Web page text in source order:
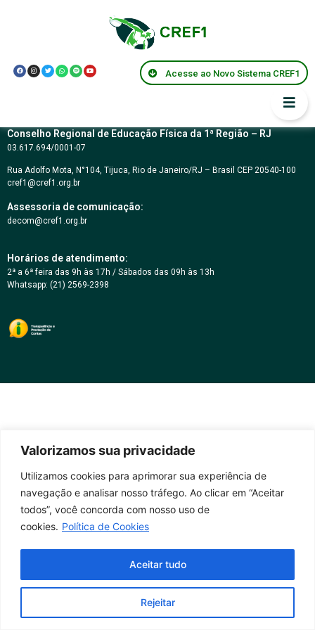
Valorizamos sua privacidade
Utilizamos cookies para aprimorar sua experiência de
navegação e analisar nosso tráfego. Ao clicar em “Aceitar
todos”, você concorda com nosso uso de
cookies. Política de Cookies
Rejeitar
Aceitar tudo
Acesse ao Novo Sistema CREF1
Ernani Bevilaqua
Contursi
Conselho Regional de Educação Física da 1ª Região – RJ
03.617.694/0001-07
Rua Adolfo Mota, N°104, Tijuca, Rio de Janeiro/RJ – Brasil CEP 20540-100
cref1@cref1.org.br
Assessoria de comunicação:
decom@cref1.org.br
Horários de atendimento:
2ª a 6ª feira das 9h às 17h / Sábados das 09h às 13h
Whatsapp: (21) 2569-2398